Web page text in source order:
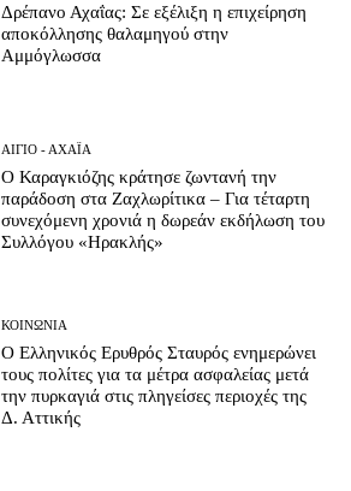
Δρέπανο Αχαΐας: Σε εξέλιξη η επιχείρηση
αποκόλλησης θαλαμηγού στην
Αμμόγλωσσα
ΑΊΓΙΟ - ΑΧΑΪ́Α
Ο Καραγκιόζης κράτησε ζωντανή την
παράδοση στα Ζαχλωρίτικα – Για τέταρτη
συνεχόμενη χρονιά η δωρεάν εκδήλωση του
Συλλόγου «Ηρακλής»
ΚΟΙΝΩΝΊΑ
Ο Ελληνικός Ερυθρός Σταυρός ενημερώνει
τους πολίτες για τα μέτρα ασφαλείας μετά
την πυρκαγιά στις πληγείσες περιοχές της
Δ. Αττικής